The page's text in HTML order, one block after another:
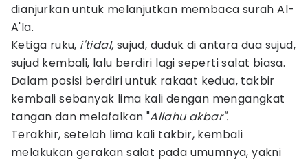
dianjurkan untuk melanjutkan membaca surah Al-
A'la.
Ketiga ruku, i'tidal, sujud, duduk di antara dua sujud,
sujud kembali, lalu berdiri lagi seperti salat biasa.
Dalam posisi berdiri untuk rakaat kedua, takbir
kembali sebanyak lima kali dengan mengangkat
tangan dan melafalkan "Allahu akbar".
Terakhir, setelah lima kali takbir, kembali
melakukan gerakan salat pada umumnya, yakni